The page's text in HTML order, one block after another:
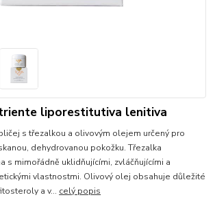
liporestitutiva lenitiva
s třezalkou a olivovým olejem určený pro
dehydrovanou pokožku. Třezalka
s mimořádně uklidňujícími, zvláčňujícími a
vlastnostmi. Olivový olej obsahuje důležité
a v... celý popis